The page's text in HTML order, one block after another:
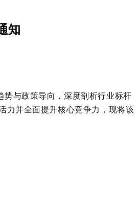
知
与政策导向，深度剖析行业标杆
并全面提升核心竞争力， 现将该